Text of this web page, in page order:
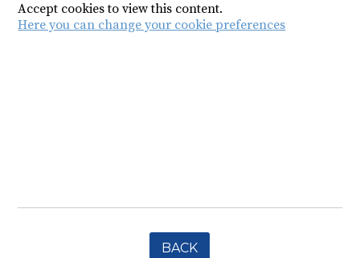
Accept cookies to view this content.
Here you can change your cookie preferences
BACK